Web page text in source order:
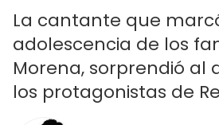
La cantante que
adolescencia de los
Morena, sorprendió al
los protagonistas de